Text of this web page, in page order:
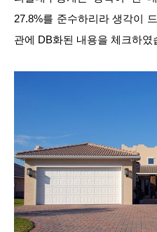
27.8%를 준수하리라 생각이
관에 DB화된 내용을 체크하였